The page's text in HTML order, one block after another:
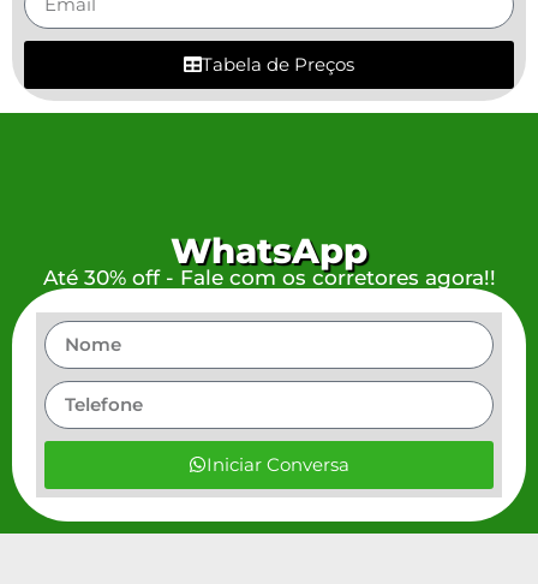
Tabela de Preços
WhatsApp
Até 30% off - Fale com os corretores agora!!
Iniciar Conversa